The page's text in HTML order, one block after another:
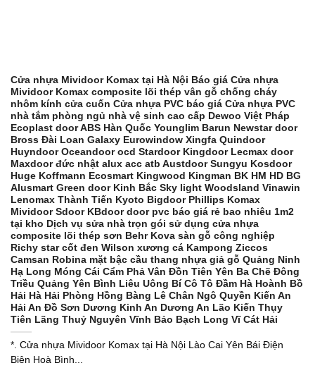
Cửa nhựa Mividoor Komax tại Hà Nội Báo giá Cửa nhựa
Mividoor Komax composite lõi thép vân gỗ chống cháy
nhôm kính cửa cuốn Cửa nhựa PVC báo giá Cửa nhựa PVC
nhà tắm phòng ngủ nhà vệ sinh cao cấp Dewoo Việt Pháp
Ecoplast door ABS Hàn Quốc Younglim Barun Newstar door
Bross Đài Loan Galaxy Eurowindow Xingfa Quindoor
Huyndoor Oceandoor ocd Stardoor Kingdoor Lecmax door
Maxdoor đức nhật alux acc atb Austdoor Sungyu Kosdoor
Huge Koffmann Ecosmart Kingwood Kingman BK HM HD BG
Alusmart Green door Kinh Bắc Sky light Woodsland Vinawin
Lenomax Thành Tiến Kyoto Bigdoor Phillips Komax
Mividoor Sdoor KBdoor door pvc báo giá rẻ bao nhiêu 1m2
tại kho Dịch vụ sửa nhà trọn gói sử dụng cửa nhựa
composite lõi thép sơn Behr Kova sàn gỗ công nghiệp
Richy star cốt đen Wilson xương cá Kampong Ziccos
Camsan Robina mặt bậc cầu thang nhựa giả gỗ Quảng Ninh
Hạ Long Móng Cái Cẩm Phả Vân Đồn Tiên Yên Ba Chẽ Đông
Triều Quảng Yên Bình Liêu Uông Bí Cô Tô Đầm Hà Hoành Bồ
Hải Hà Hải Phòng Hồng Bàng Lê Chân Ngô Quyền Kiến An
Hải An Đồ Sơn Dương Kinh An Dương An Lão Kiến Thụy
Tiên Lãng Thuỷ Nguyên Vĩnh Bảo Bạch Long Vĩ Cát Hải
*. Cửa nhựa Mividoor Komax tại Hà Nội Lào Cai Yên Bái Điện
Biên Hoà Bình...